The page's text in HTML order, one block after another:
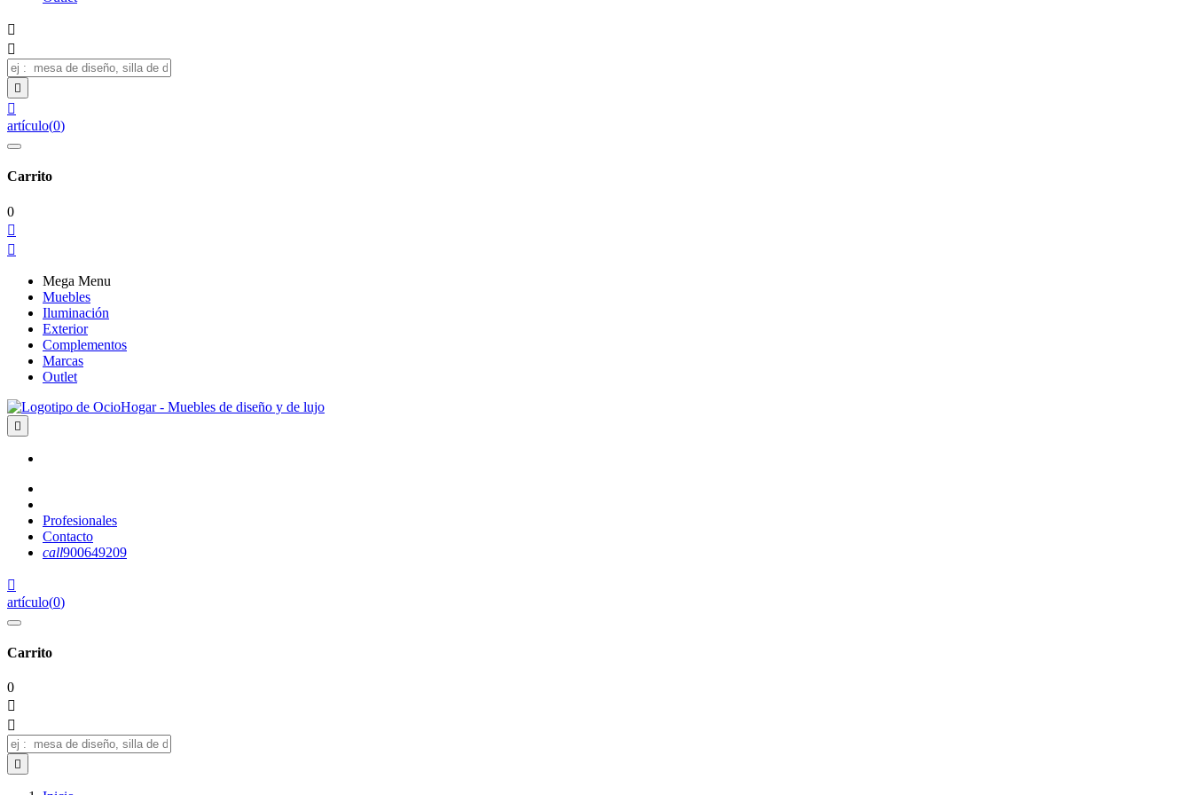




artículo(0)
Carrito
0


Mega Menu
Muebles
Iluminación
Exterior
Complementos
Marcas
Outlet

Profesionales
Contacto
call900649209

artículo(0)
Carrito
0


